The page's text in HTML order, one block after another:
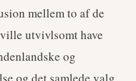
mellem to af de
utvivlsomt have
og